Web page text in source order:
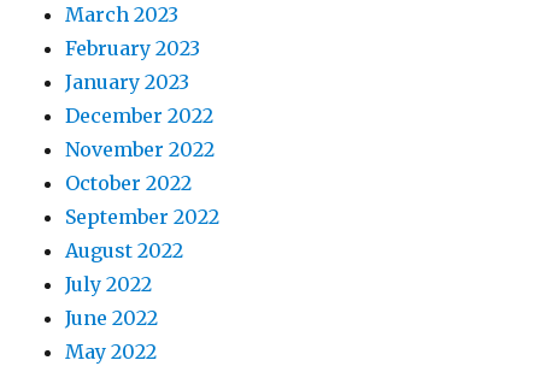
March 2023
February 2023
January 2023
December 2022
November 2022
October 2022
September 2022
August 2022
July 2022
June 2022
May 2022